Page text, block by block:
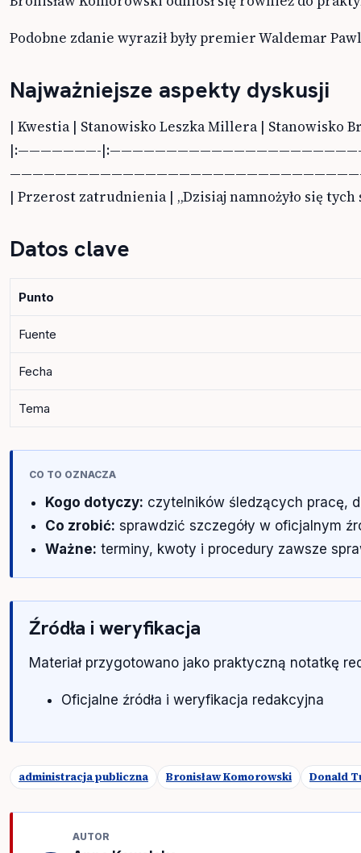
Podobne zdanie wyraził były premier Waldemar
Najważniejsze aspekty dyskusji
| Kwestia | Stanowisko Leszka Millera | Stanowisko
|:———————-
| Przerost zatrudnienia | „Dzisiaj namnożyło się
Datos clave
Punto
Fuente
Fecha
Tema
CO TO OZNACZA
Kogo dotyczy: czytelników śledzących pracę,
Co zrobić: sprawdzić szczegóły w oficjalnym
Ważne: terminy, kwoty i procedury zawsze
Źródła i weryfikacja
Materiał przygotowano jako praktyczną notatkę
Oficjalne źródła i weryfikacja redakcyjna
administracja publiczna Bronisław Komorowski Donald
AUTOR